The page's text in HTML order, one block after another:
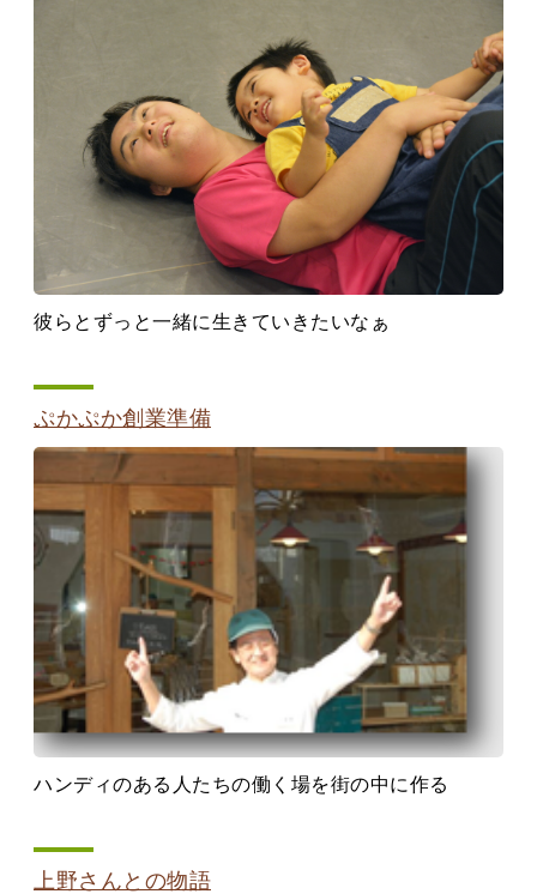
彼らとずっと一緒に生きていきたいなぁ
ぷかぷか創業準備
ハンディのある人たちの働く場を街の中に作る
上野さんとの物語